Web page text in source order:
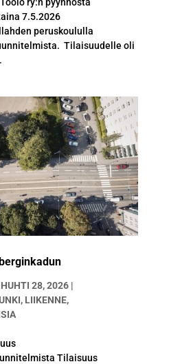
ry:n pyynnöstä
7.5.2026
peruskoululla
Tilaisuudelle oli
HUHTI 28, 2026|
, LIIKENNE,
Tilaisuus